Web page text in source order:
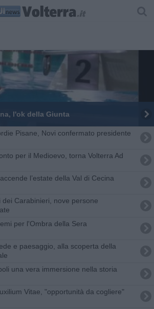
l'ok della Giunta
Pisane, Novi confermato presidente
per il Medioevo, torna Volterra Ad
l’estate della Val di Cecina
dei Carabinieri, nove persone
per l'Ombra della Sera
e paesaggio, alla scoperta della
una vera immersione nella storia
Vitae, "opportunità da cogliere"